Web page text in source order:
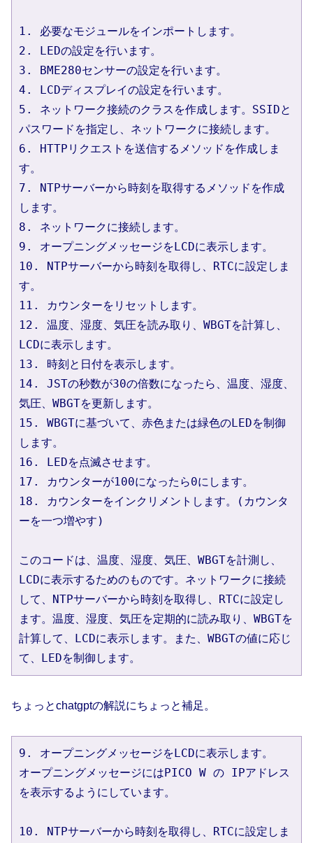
1. 必要なモジュールをインポートします。
2. LEDの設定を行います。
3. BME280センサーの設定を行います。
4. LCDディスプレイの設定を行います。
5. ネットワーク接続のクラスを作成します。SSIDと
パスワードを指定し、ネットワークに接続します。
6. HTTPリクエストを送信するメソッドを作成しま
す。
7. NTPサーバーから時刻を取得するメソッドを作成
します。
8. ネットワークに接続します。
9. オープニングメッセージをLCDに表示します。
10. NTPサーバーから時刻を取得し、RTCに設定しま
す。
11. カウンターをリセットします。
12. 温度、湿度、気圧を読み取り、WBGTを計算し、
LCDに表示します。
13. 時刻と日付を表示します。
14. JSTの秒数が30の倍数になったら、温度、湿度、
気圧、WBGTを更新します。
15. WBGTに基づいて、赤色または緑色のLEDを制御
します。
16. LEDを点滅させます。
17. カウンターが100になったら0にします。
18. カウンターをインクリメントします。(カウンタ
ーを一つ増やす)
このコードは、温度、湿度、気圧、WBGTを計測し、
LCDに表示するためのものです。ネットワークに接続
して、NTPサーバーから時刻を取得し、RTCに設定し
ます。温度、湿度、気圧を定期的に読み取り、WBGTを
計算して、LCDに表示します。また、WBGTの値に応じ
て、LEDを制御します。
ちょっとchatgptの解説にちょっと補足。
9. オープニングメッセージをLCDに表示します。
オープニングメッセージにはPICO W の IPアドレス
を表示するようにしています。
10. NTPサーバーから時刻を取得し、RTCに設定しま